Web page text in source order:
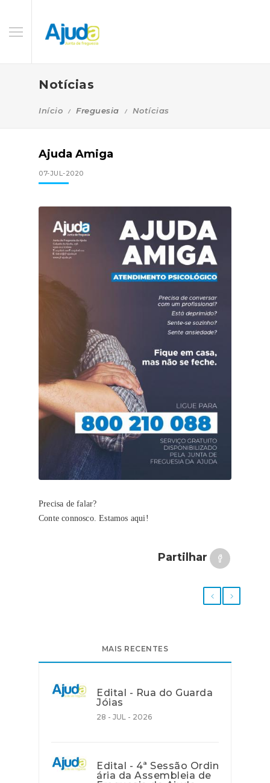
Notícias
Início Freguesia Notícias
Ajuda Amiga
07-JUL-2020
Precisa de falar?
Conte connosco. Estamos aqui!
Partilhar
MAIS RECENTES
Edital - Rua do Guarda
Jóias
28 - JUL - 2026
Edital - 4ª Sessão Ordin
ária da Assembleia de